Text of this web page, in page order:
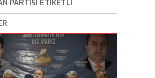
PARTISI ETIKETLI